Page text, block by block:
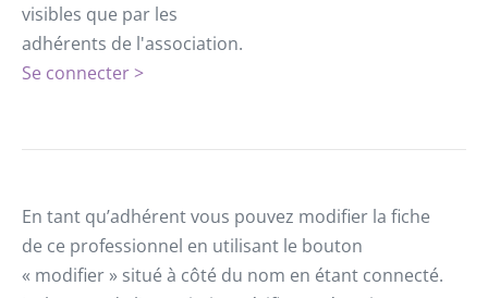
visibles que par les
adhérents de l'association.
Se connecter >
En tant qu’adhérent vous pouvez modifier la fiche
de ce professionnel en utilisant le bouton
« modifier » situé à côté du nom en étant connecté.